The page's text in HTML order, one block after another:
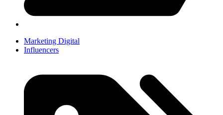
Marketing Digital
Influencers